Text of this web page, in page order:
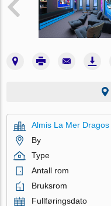
Almis La Mer
By
Type
Antall rom
Bruksrom
Fullføringsdato